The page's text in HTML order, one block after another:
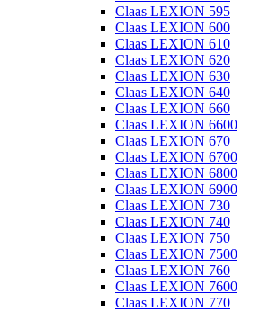
Claas LEXION 595
Claas LEXION 600
Claas LEXION 610
Claas LEXION 620
Claas LEXION 630
Claas LEXION 640
Claas LEXION 660
Claas LEXION 6600
Claas LEXION 670
Claas LEXION 6700
Claas LEXION 6800
Claas LEXION 6900
Claas LEXION 730
Claas LEXION 740
Claas LEXION 750
Claas LEXION 7500
Claas LEXION 760
Claas LEXION 7600
Claas LEXION 770